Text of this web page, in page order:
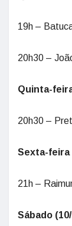
19h –
20h30 –
Quinta-
20h30 –
Sexta-feira
21h –
Sábado